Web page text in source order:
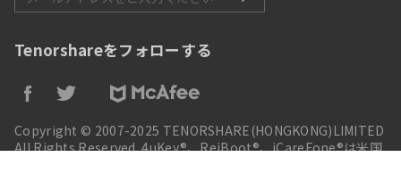
Tenorshareをフォローする
Copyright © 2007-2025 TENORSHARE(HONGKONG)LIMITED
All Rights Reserved. 4uKey®、ReiBoot®、iCareFone®は米国